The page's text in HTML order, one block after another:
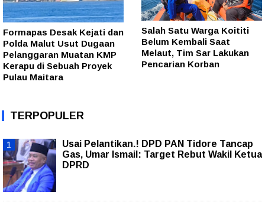
Formapas Desak Kejati dan
Polda Malut Usut Dugaan
Pelanggaran Muatan KMP
Kerapu di Sebuah Proyek
Pulau Maitara
Salah Satu Warga Koititi
Belum Kembali Saat
Melaut, Tim Sar Lakukan
Pencarian Korban
TERPOPULER
Usai Pelantikan.! DPD PAN Tidore Tancap
Gas, Umar Ismail: Target Rebut Wakil Ketua
DPRD